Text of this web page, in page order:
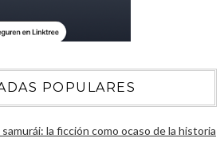
POPULARES
la ficción como ocaso de la historia